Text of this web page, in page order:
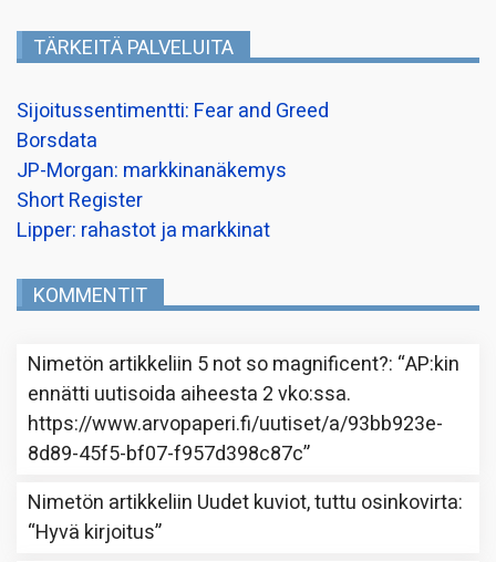
TÄRKEITÄ PALVELUITA
Sijoitussentimentti: Fear and Greed
Borsdata
JP-Morgan: markkinanäkemys
Short Register
Lipper: rahastot ja markkinat
KOMMENTIT
Nimetön artikkeliin 5 not so magnificent?: “AP:kin
ennätti uutisoida aiheesta 2 vko:ssa.
https://www.arvopaperi.fi/uutiset/a/93bb923e-
8d89-45f5-bf07-f957d398c87c”
Nimetön artikkeliin Uudet kuviot, tuttu osinkovirta:
“Hyvä kirjoitus”